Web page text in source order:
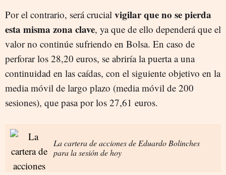
Por el contrario, será crucial vigilar que no se pierda
esta misma zona clave, ya que de ello dependerá que el
valor no continúe sufriendo en Bolsa. En caso de
perforar los 28,20 euros, se abriría la puerta a una
continuidad en las caídas, con el siguiente objetivo en la
media móvil de largo plazo (media móvil de 200
sesiones), que pasa por los 27,61 euros.
La cartera de acciones de Eduardo Bolinches
para la sesión de hoy